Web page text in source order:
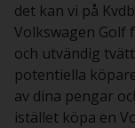
det kan vi på
Volkswagen Golf
och utvändig
potentiella
av dina pengar
istället köpa en